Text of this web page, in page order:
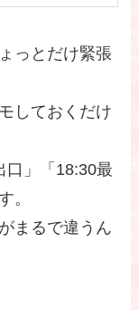
っとだけ緊張
しておくだけ
口」「18:30最
。
まるで違うん